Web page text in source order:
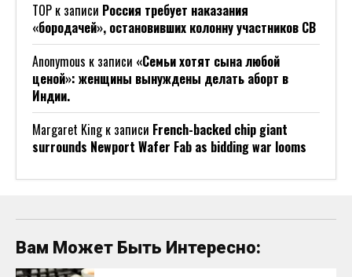
ТОР к записи Россия требует наказания
«бородачей», остановивших колонну участников СВ
Anonymous к записи «Семьи хотят сына любой
ценой»: женщины вынуждены делать аборт в
Индии.
Margaret Kingк записи French-backed chip giant
surrounds Newport Wafer Fab as bidding war looms
Вам Может Быть Интересно: